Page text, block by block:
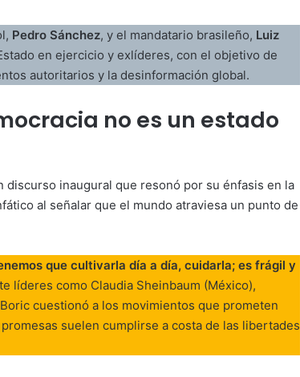
Pedro Sánchez, y el mandatario brasileño, Luiz
en ejercicio y exlíderes, con el objetivo de
autoritarios y la desinformación global.
no es un estado
inaugural que resonó por su énfasis en la
al señalar que el mundo atraviesa un punto de
que cultivarla día a día, cuidarla; es frágil y
líderes como Claudia Sheinbaum (México),
cuestionó a los movimientos que prometen
suelen cumplirse a costa de las libertades